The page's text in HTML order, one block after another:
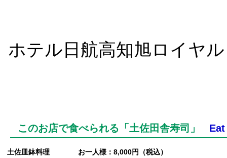
ホテル日航高知旭ロイ
このお店で食べられる「土佐田舎寿司」
土佐皿鉢料理 お一人様：8,000円（税込）